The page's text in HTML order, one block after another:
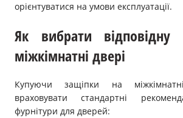
орієнтуватися на умови експлуатації.
Як вибрати відповідну
міжкімнатні двері
Купуючи защіпки на
враховувати стандартні
фурнітури для дверей: